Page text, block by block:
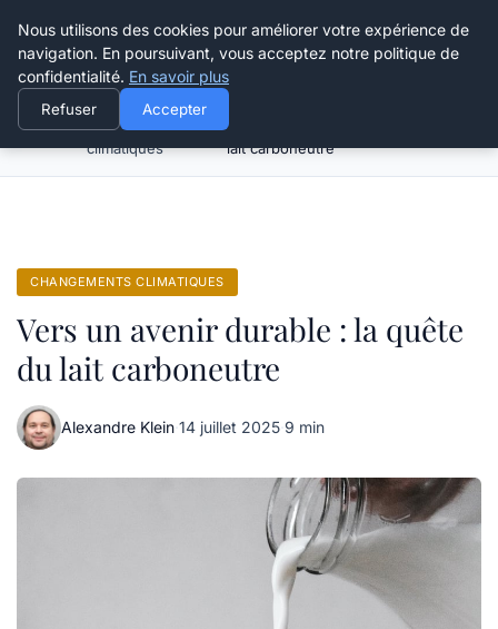
Happy Calyx Farmer
Changements
climatiques
Vers un avenir durable : la quête du
lait carboneutre
CHANGEMENTS CLIMATIQUES
Vers un avenir durable : la quête
du lait carboneutre
Alexandre Klein·14 juillet 2025·9 min
Nous utilisons des cookies pour améliorer votre expérience de
navigation. En poursuivant, vous acceptez notre politique de
confidentialité. En savoir plus
Refuser Accepter